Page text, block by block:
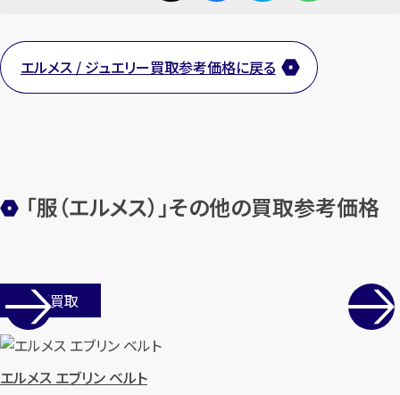
カンタン無料
最短
します
エルメス / ジュエリー買取参考価格に戻る
「服（エルメス）」その他の買取参考価格
店舗買取
エルメス エブリン ベルト